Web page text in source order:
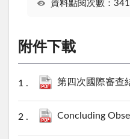
資料點閱次數：
附件下載
第四次國際審查結論性
Concluding Observations and